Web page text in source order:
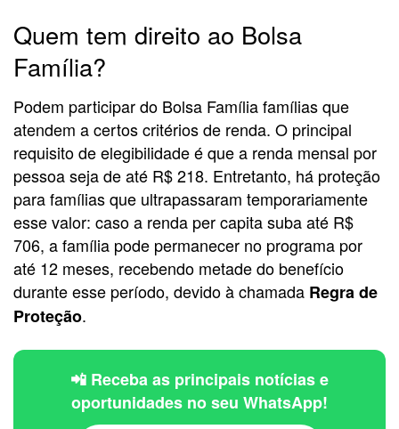
Quem tem direito ao Bolsa
Família?
Podem participar do Bolsa Família famílias que
atendem a certos critérios de renda. O principal
requisito de elegibilidade é que a renda mensal por
pessoa seja de até R$ 218. Entretanto, há proteção
para famílias que ultrapassaram temporariamente
esse valor: caso a renda per capita suba até R$
706, a família pode permanecer no programa por
até 12 meses, recebendo metade do benefício
durante esse período, devido à chamada Regra de
Proteção.
📲 Receba as principais notícias e
oportunidades no seu WhatsApp!